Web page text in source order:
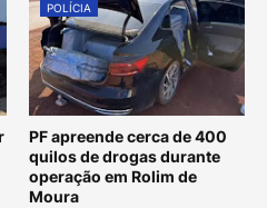
POLÍCIA
PF apreende cerca de 400
quilos de drogas durante
operação em Rolim de
Moura